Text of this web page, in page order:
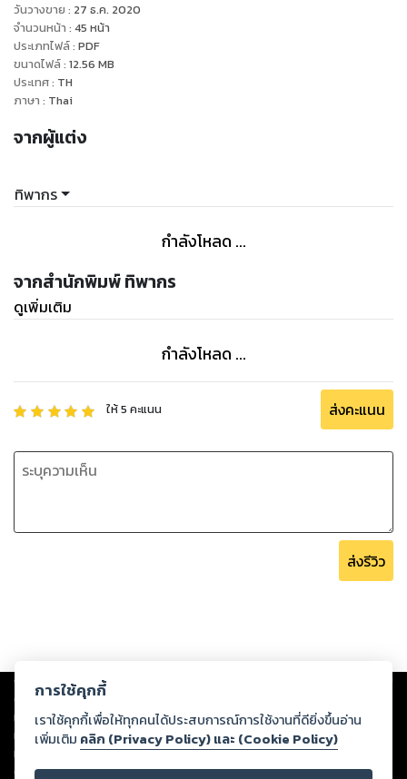
วันวางขาย : 27 ธ.ค. 2020
จำนวนหน้า : 45 หน้า
ประเภทไฟล์: PDF
ขนาดไฟล์: 12.56 MB
ประเทศ: TH
ภาษา : Thai
จากผู้แต่ง
ทิพากร
กำลังโหลด ...
จากสำนักพิมพ์ ทิพากร
ดูเพิ่มเติม
กำลังโหลด ...
ให้5 คะแนน ส่งคะแนน
ส่งรีวิว
Copyright © 2026
ต่อผลงานหรือเนื้อหาใดที่อัปโหลดผ่านเว็บไซต์และปรากฏว่าละเมิดสิทธิใน
ทรัพย์สินทางปัญญาของบุคคลอื่นหรือขัดต่อกฎหมายและศีลธรรม ดังนั้น ผู้อ่าน
ทุกท่านโปรดใช้วิจารณญาณในการกลั่นกรองด้วยตนเอง และหากท่านพบว่าส่วน
หนึ่งส่วนใดขัดต่อกฎหมายและศีลธรรม กรุณาแจ้งมายังบริษัท เพื่อทีมงานจะได้
ดำเนินการในทันที ทั้งนี้ ทางสตอรี่ล็อกขอสงวนลิขสิทธิ์ตามพระราชบัญญัติ
การใช้คุกกี้
เราใช้คุกกี้เพื่อให้ทุกคนได้ประสบการณ์การใช้งานที่ดียิ่งขึ้นอ่าน
เพิ่มเติม คลิก (Privacy Policy) และ (Cookie Policy)